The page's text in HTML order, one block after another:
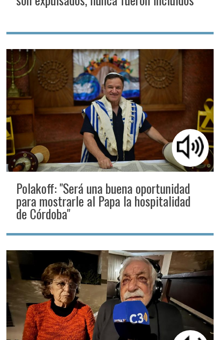
Polakoff: "Será una buena oportunidad
para mostrarle al Papa la hospitalidad
de Córdoba"